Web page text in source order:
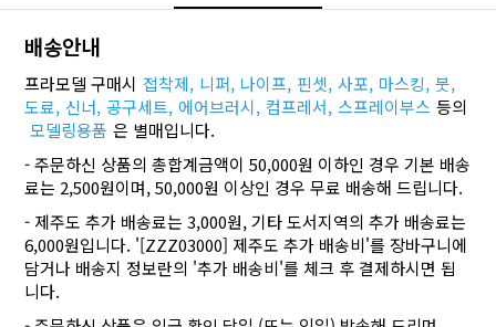
배송안내
프라모델 구매시 접착제, 니퍼, 나이프, 핀셋, 사포, 마스킹, 붓,
도료, 신너, 공구세트, 에어브러시, 컴프레서, 스프레이부스 등의
모델링용품 은 별매입니다.
- 주문하신 상품의 총합계금액이 50,000원 이하인 경우 기본 배송
료는 2,500원이며, 50,000원 이상인 경우 무료 배송해 드립니다.
- 제주도 추가 배송료는 3,000원, 기타 도서지역의 추가 배송료는
6,000원입니다. '[ZZZ03000] 제주도 추가 배송비'를 장바구니에
담거나 배송지 정보란의 '추가 배송비'를 체크 후 결제하시면 됩
니다.